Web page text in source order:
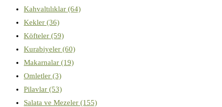
Kahvaltılıklar (64)
Kekler (36)
Köfteler (59)
Kurabiyeler (60)
Makarnalar (19)
Omletler (3)
Pilavlar (53)
Salata ve Mezeler (155)